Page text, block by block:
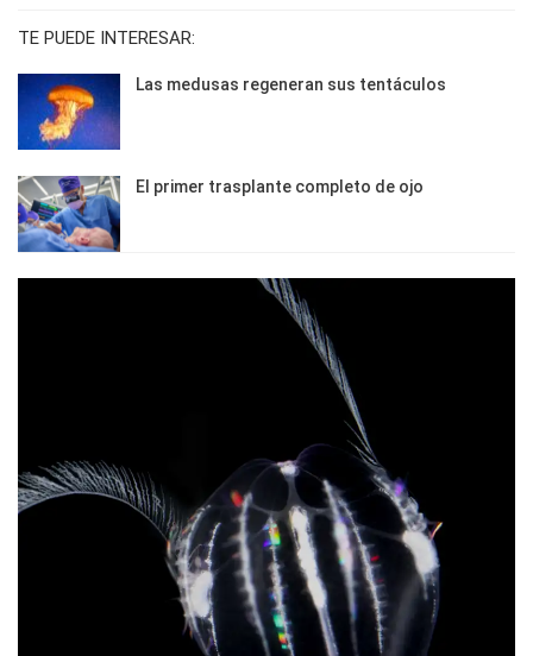
TE PUEDE INTERESAR:
Las medusas regeneran sus tentáculos
El primer trasplante completo de ojo